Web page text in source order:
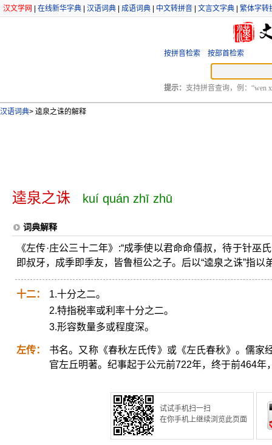
汉文学网 在线新华字典 汉语词典 成语词典 中文转拼音 文言文字典 繁体字转
按拼音检索 按部首检索
提示： 支持拼音查询，例：“wen
汉语词典> 逵泉之诛的解释
逵泉之诛 kuí quán zhī zhū
词典解释
《左传·庄公三十二年》:“成季使以君命命僖叔，待于针
即叔牙，成季即季友，皆鲁桓公之子。后以“逵泉之诛”指以
十二：
1.十分之二。
2.特指税率或利率十分之二。
3.形容数量多或程度深。
左传：
书名。又称《春秋左氏传》或《左氏春秋》。儒家
官左丘明著。纪事起于公元前722年，终于前464年
试试手机扫一扫
在你手机上继续浏览此页面